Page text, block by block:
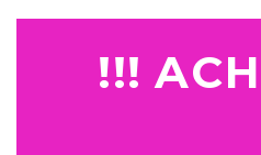
!!!